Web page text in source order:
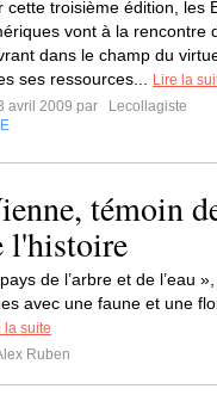
cette troisième édition, les
vont à la rencontre
dans le champ du
ses ressources...
Lire la
avril 2009 par
Lecollagiste
témoin
l'histoire
de l’arbre et de l’eau
avec une faune et une
la suite
Ruben